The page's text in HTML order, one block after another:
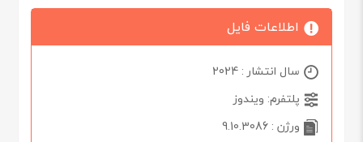
اطلاعات فایل
سال انتشار : 2024
پلتفرم: ویندوز
ورژن : 9.10.3086